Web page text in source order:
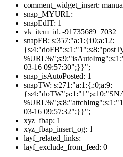
comment_widget_insert:
snap_MYURL:
snapEdIT: 1
vk_item_id: -91735689_7032
snapFB: s:357:"a:1:{i:0;a:12:
03-16 09:57:30";}}";
snap_isAutoPosted: 1
snapTW: s:271:"a:1:{i:0;a:9:
03-16 09:57:32";}}";
xyz_fbap: 1
xyz_fbap_insert_og: 1
layf_related_links:
layf_exclude_from_feed: 0